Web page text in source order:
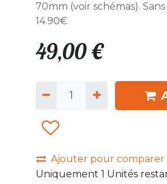
70mm (voir schémas).
14.90€
49,00€
Ajouter pour comparer
Uniquement 1 Unités